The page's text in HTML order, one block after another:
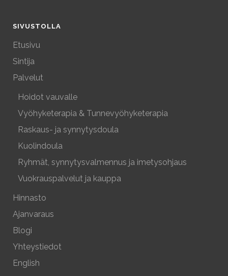
SIVUSTOLLA
Etusivu
Sintija
Palvelut
Hoidot vauvalle
Vyöhyketerapia & Tunnevyöhyketerapia
Raskaus- ja synnytysdoula
Kuolindoula
Ryhmät, synnytysvalmennus ja imetysohjaus
Vuokrauspalvelut ja kauppa
Hinnasto
Ajanvaraus
Blogi
Yhteystiedot
English